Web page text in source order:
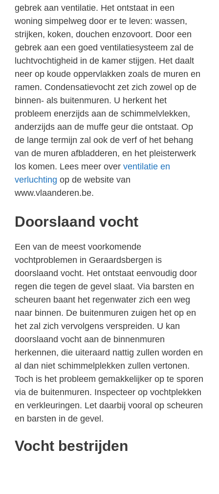
gebrek aan ventilatie. Het ontstaat in een
woning simpelweg door er te leven: wassen,
strijken, koken, douchen enzovoort. Door een
gebrek aan een goed ventilatiesysteem zal de
luchtvochtigheid in de kamer stijgen. Het daalt
neer op koude oppervlakken zoals de muren en
ramen. Condensatievocht zet zich zowel op de
binnen- als buitenmuren. U herkent het
probleem enerzijds aan de schimmelvlekken,
anderzijds aan de muffe geur die ontstaat. Op
de lange termijn zal ook de verf of het behang
van de muren afbladderen, en het pleisterwerk
los komen. Lees meer over ventilatie en
verluchting op de website van
www.vlaanderen.be.
Doorslaand vocht
Een van de meest voorkomende
vochtproblemen in Geraardsbergen is
doorslaand vocht. Het ontstaat eenvoudig door
regen die tegen de gevel slaat. Via barsten en
scheuren baant het regenwater zich een weg
naar binnen. De buitenmuren zuigen het op en
het zal zich vervolgens verspreiden. U kan
doorslaand vocht aan de binnenmuren
herkennen, die uiteraard nattig zullen worden en
al dan niet schimmelplekken zullen vertonen.
Toch is het probleem gemakkelijker op te sporen
via de buitenmuren. Inspecteer op vochtplekken
en verkleuringen. Let daarbij vooral op scheuren
en barsten in de gevel.
Vocht bestrijden